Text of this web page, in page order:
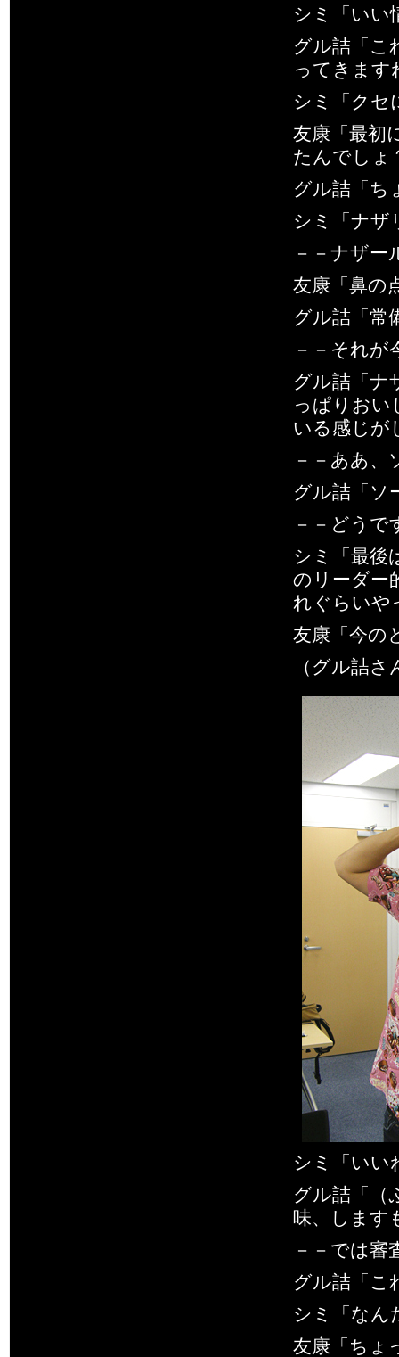
シミ「いい
グル詰「こ
ってきま
シミ「クセ
友康「最初
たんでしょ
グル詰「ち
シミ「ナザ
－－ナザー
友康「鼻の
グル詰「常
－－それ
グル詰「ナ
っぱりおい
いる感じが
－－ああ、
グル詰「ソ
－－どう
シミ「最後
のリーダー
れぐらいや
友康「今の
（グル詰
シミ「い
グル詰「（
味、します
－－では審
グル詰「こ
シミ「な
友康「ちょ